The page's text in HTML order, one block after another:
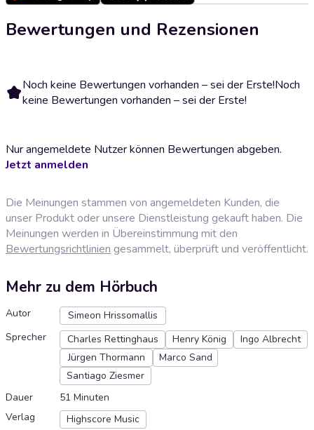
Bewertungen und Rezensionen
Noch keine Bewertungen vorhanden – sei der Erste!Noch
keine Bewertungen vorhanden – sei der Erste!
Nur angemeldete Nutzer können Bewertungen abgeben.
Jetzt anmelden
Die Meinungen stammen von angemeldeten Kunden, die
unser Produkt oder unsere Dienstleistung gekauft haben. Die
Meinungen werden in Übereinstimmung mit den
Bewertungsrichtlinien gesammelt, überprüft und veröffentlicht.
Mehr zu dem Hörbuch
Autor
Simeon Hrissomallis
Sprecher
Charles Rettinghaus Henry König
Ingo Albrecht
Jürgen Thormann
Marco Sand
Santiago Ziesmer
Dauer
51 Minuten
Verlag
Highscore Music